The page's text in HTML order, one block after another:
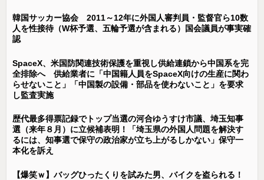
韓国サッカー協会 2011～12年に外国人審判員・監督官ら10数
人を性接待（W杯予選、五輪予選が含まれる）国会議員が事実確
認
SpaceX、米国防関連技術保護を重視し供給連鎖から中国系を完
全排除へ 供給業者に「中国籍人員をSpaceX向けの生産に関わ
らせないこと」「中国製の設備・部品を使わないこと」を要求
し監査実施
歴代最多得票記録でトップ当選の河合ゆうすけ市議、埼玉知事
選（来年８月）に立候補表明！「埼玉県の外国人問題を解決す
るには、知事選で保守の政治家が立ち上がるしかない」保守一
本化を訴え
【爆笑ｗ】バッグひったくりを試みた男、バイクを盗られる！